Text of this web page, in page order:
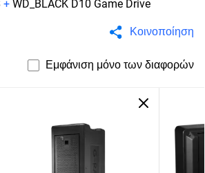
+ WD_BLACK D10 Game Drive
Κοινοποίηση
Εμφάνιση μόνο των διαφορών